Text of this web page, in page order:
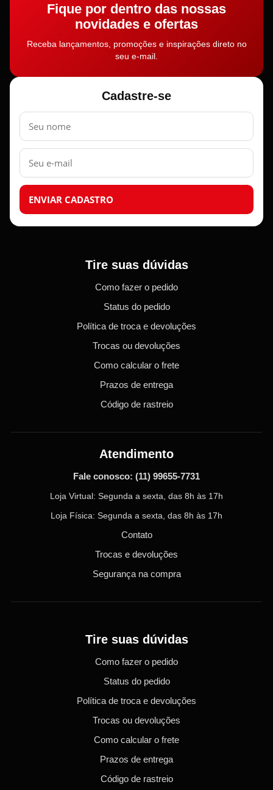
Fique por dentro das nossas
novidades e ofertas
Receba lançamentos, promoções e inspirações direto no
seu e-mail.
Cadastre-se
Nome
E-
mail
ENVIAR CADASTRO
Tire suas dúvidas
Como fazer o pedido
Status do pedido
Política de troca e devoluções
Trocas ou devoluções
Como calcular o frete
Prazos de entrega
Código de rastreio
Atendimento
Fale conosco: (11) 99655-7731
Loja Virtual: Segunda a sexta, das 8h às 17h
Loja Física: Segunda a sexta, das 8h às 17h
Contato
Trocas e devoluções
Segurança na compra
Tire suas dúvidas
Como fazer o pedido
Status do pedido
Política de troca e devoluções
Trocas ou devoluções
Como calcular o frete
Prazos de entrega
Código de rastreio